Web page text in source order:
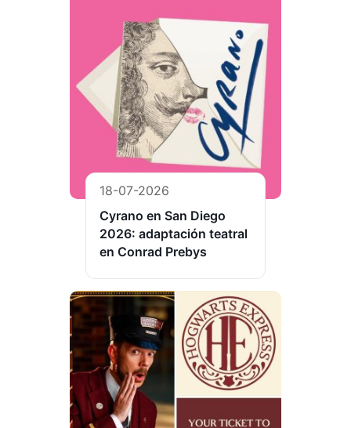
18-07-2026
Cyrano en San Diego
2026: adaptación teatral
en Conrad Prebys